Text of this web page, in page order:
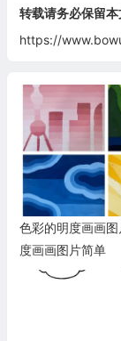
转载请务必保留本
https://
色彩的明度画画
度画画图片简单